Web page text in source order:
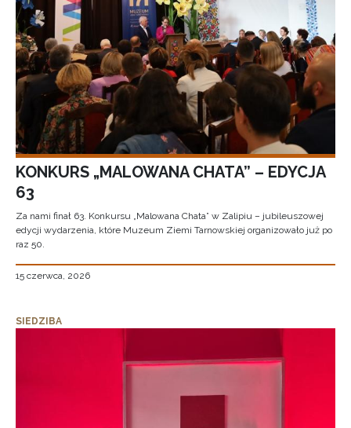
KONKURS „MALOWANA CHATA” – EDYCJA
63
Za nami finał 63. Konkursu „Malowana Chata” w Zalipiu – jubileuszowej
edycji wydarzenia, które Muzeum Ziemi Tarnowskiej organizowało już po
raz 50.
15 czerwca, 2026
SIEDZIBA